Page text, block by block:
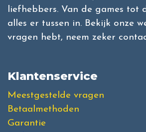
liefhebbers. Van de games tot
alles er tussen in. Bekijk onze
vragen hebt, neem zeker
Klantenservice
Meestgestelde vragen
Betaalmethoden
Garantie